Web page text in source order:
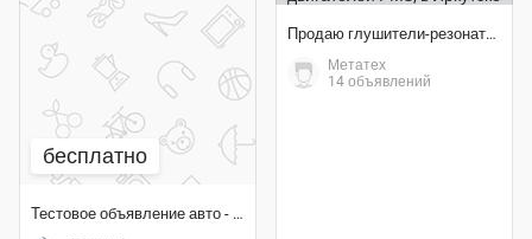
бесплатно
Тестовое объявление авто - воздух (пропустить для тест)
Продаю глушители-резонаторы для двухтактных двигателей РМЗ
Метатех
14 объявлений